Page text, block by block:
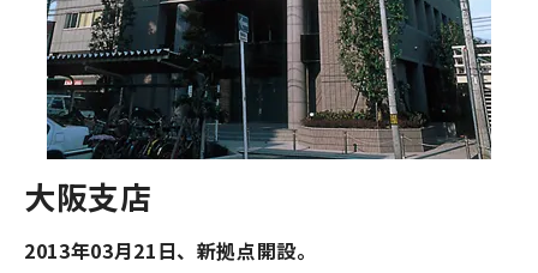
大阪支店
2013年03月21日、新拠点開設。